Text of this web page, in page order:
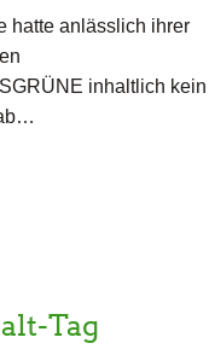
hatte anlässlich ihrer
inhaltlich kein
Tag